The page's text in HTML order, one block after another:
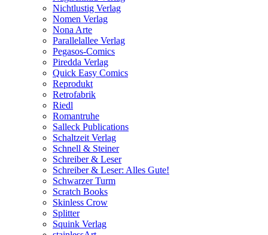
Nichtlustig Verlag
Nomen Verlag
Nona Arte
Parallelallee Verlag
Pegasos-Comics
Piredda Verlag
Quick Easy Comics
Reprodukt
Retrofabrik
Riedl
Romantruhe
Salleck Publications
Schaltzeit Verlag
Schnell & Steiner
Schreiber & Leser
Schreiber & Leser: Alles Gute!
Schwarzer Turm
Scratch Books
Skinless Crow
Splitter
Squink Verlag